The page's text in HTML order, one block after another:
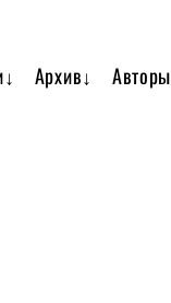
Архив↓ Авторы